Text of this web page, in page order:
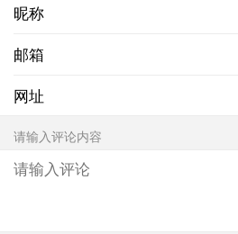
昵称
邮箱
网址
请输入评论内容